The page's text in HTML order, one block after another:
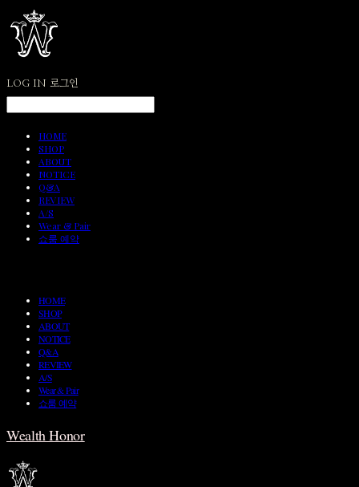
LOG IN 로그인
HOME
SHOP
ABOUT
NOTICE
Q&A
REVIEW
A/S
Wear & Pair
쇼룸 예약
HOME
SHOP
ABOUT
NOTICE
Q&A
REVIEW
A/S
Wear & Pair
쇼룸 예약
Wealth Honor